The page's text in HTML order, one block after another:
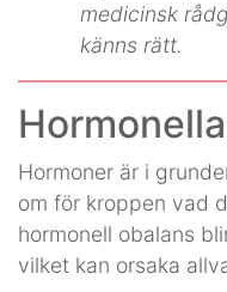
medicinsk
känns rätt.
Hormoner är i
om för kroppen vad
hormonell obalans
vilket kan orsaka